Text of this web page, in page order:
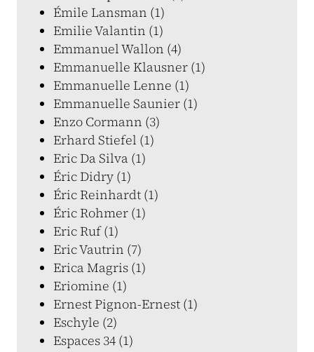
Émile Lansman (1)
Emilie Valantin (1)
Emmanuel Wallon (4)
Emmanuelle Klausner (1)
Emmanuelle Lenne (1)
Emmanuelle Saunier (1)
Enzo Cormann (3)
Erhard Stiefel (1)
Eric Da Silva (1)
Éric Didry (1)
Éric Reinhardt (1)
Éric Rohmer (1)
Eric Ruf (1)
Eric Vautrin (7)
Erica Magris (1)
Eriomine (1)
Ernest Pignon-Ernest (1)
Eschyle (2)
Espaces 34 (1)